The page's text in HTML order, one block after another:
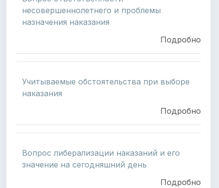
несовершеннолетнего и проблемы
назначения наказания
Подробно
Учитываемые обстоятельства при выборе
наказания
Подробно
Вопрос либерализации наказаний и его
значение на сегодняшний день
Подробно